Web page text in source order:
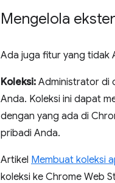
Mengelola
Ada juga fitur yang tidak
Koleksi: Administrator di
Anda. Koleksi ini dapat
dengan yang ada di
pribadi Anda.
Artikel Membuat koleksi
koleksi ke Chrome Web